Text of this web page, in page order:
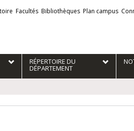
Facultés Bibliothèques Plan campus
RÉPERTOIRE DU
DÉPARTEMENT